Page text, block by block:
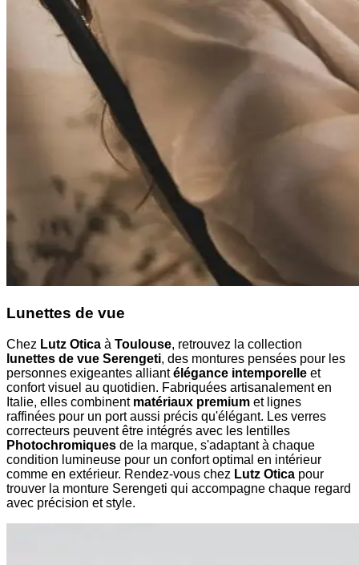
Lunettes de vue
Chez Lutz Otica à Toulouse, retrouvez la collection
lunettes de vue Serengeti, des montures pensées pour les
personnes exigeantes alliantélégance intemporelle et
confort visuel au quotidien. Fabriquées artisanalement en
Italie, elles combinent matériaux premium et lignes
raffinées pour un port aussi précis qu'élégant. Les verres
correcteurs peuvent être intégrés avec les lentilles
Photochromiques de la marque, s'adaptant à chaque
condition lumineuse pour un confort optimal en intérieur
comme en extérieur. Rendez-vous chez Lutz Otica pour
trouver la monture Serengeti qui accompagne chaque regard
avec précision et style.